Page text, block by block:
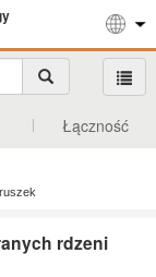
Łączność
rdzeni